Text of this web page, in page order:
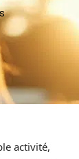
activité,